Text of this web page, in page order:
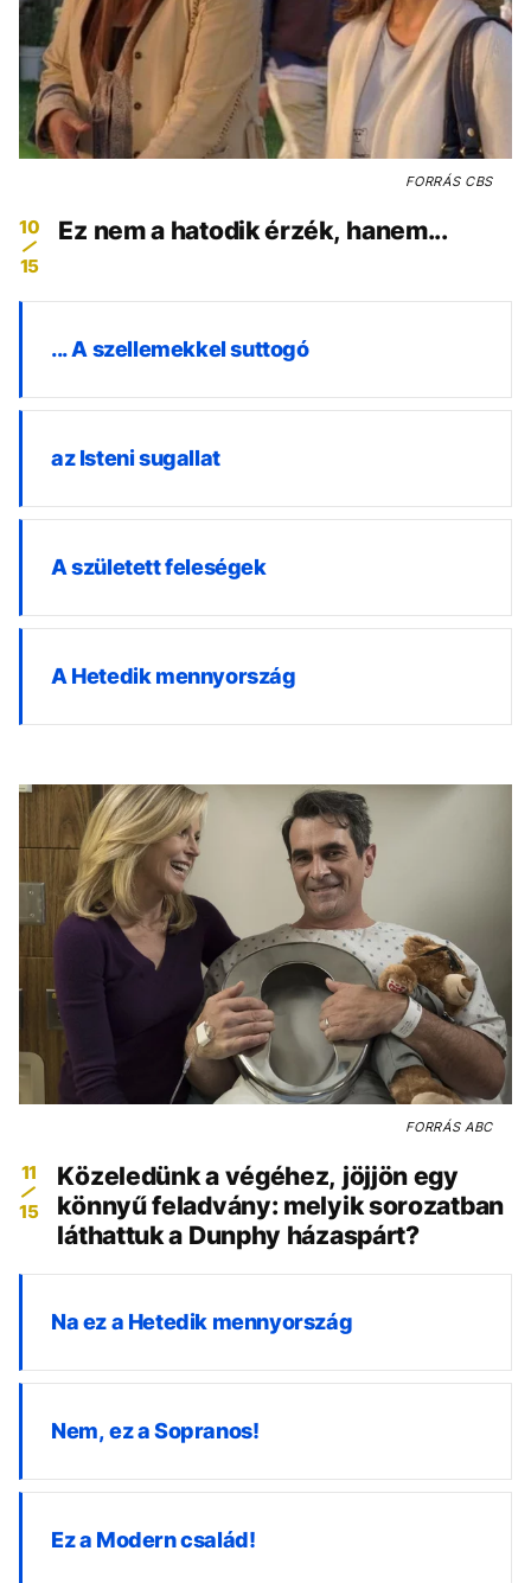
FORRÁSCBS
10
15
Ez nem a hatodik érzék, hanem...
... A szellemekkel suttogó
az Isteni sugallat
A született feleségek
A Hetedik mennyország
FORRÁSABC
11
15
Közeledünk a végéhez, jöjjön egy
könnyű feladvány: melyik sorozatban
láthattuk a Dunphy házaspárt?
Na ez a Hetedik mennyország
Nem, ez a Sopranos!
Ez a Modern család!